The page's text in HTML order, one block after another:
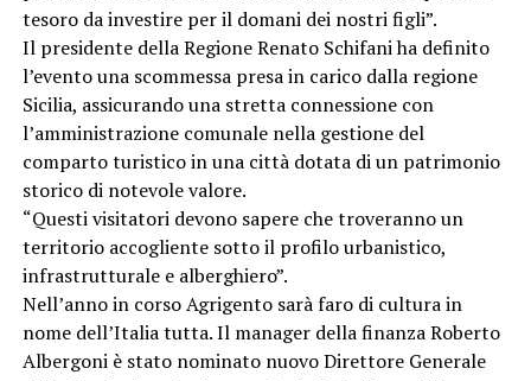
tesoro da investire per il domani dei nostri figli”.
Il presidente della Regione Renato Schifani ha definito
l’evento una scommessa presa in carico dalla regione
Sicilia, assicurando una stretta connessione con
l’amministrazione comunale nella gestione del
comparto turistico in una città dotata di un patrimonio
storico di notevole valore.
“Questi visitatori devono sapere che troveranno un
territorio accogliente sotto il profilo urbanistico,
infrastrutturale e alberghiero”.
Nell’anno in corso Agrigento sarà faro di cultura in
nome dell’Italia tutta. Il manager della finanza Roberto
Albergoni è stato nominato nuovo Direttore Generale